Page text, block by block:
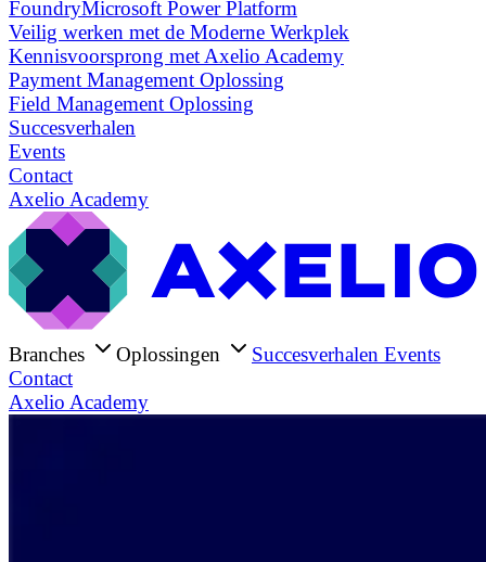
FoundryMicrosoft Power Platform
Veilig werken met de Moderne Werkplek
Kennisvoorsprong met Axelio Academy
Payment Management Oplossing
Field Management Oplossing
Succesverhalen
Events
Contact
Axelio Academy
Branches Oplossingen Succesverhalen Events
Contact
Axelio Academy